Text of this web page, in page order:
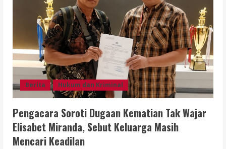
Berita Hukum dan Kriminal
Pengacara Soroti Dugaan Kematian Tak Wajar
Elisabet Miranda, Sebut Keluarga Masih
Mencari Keadilan